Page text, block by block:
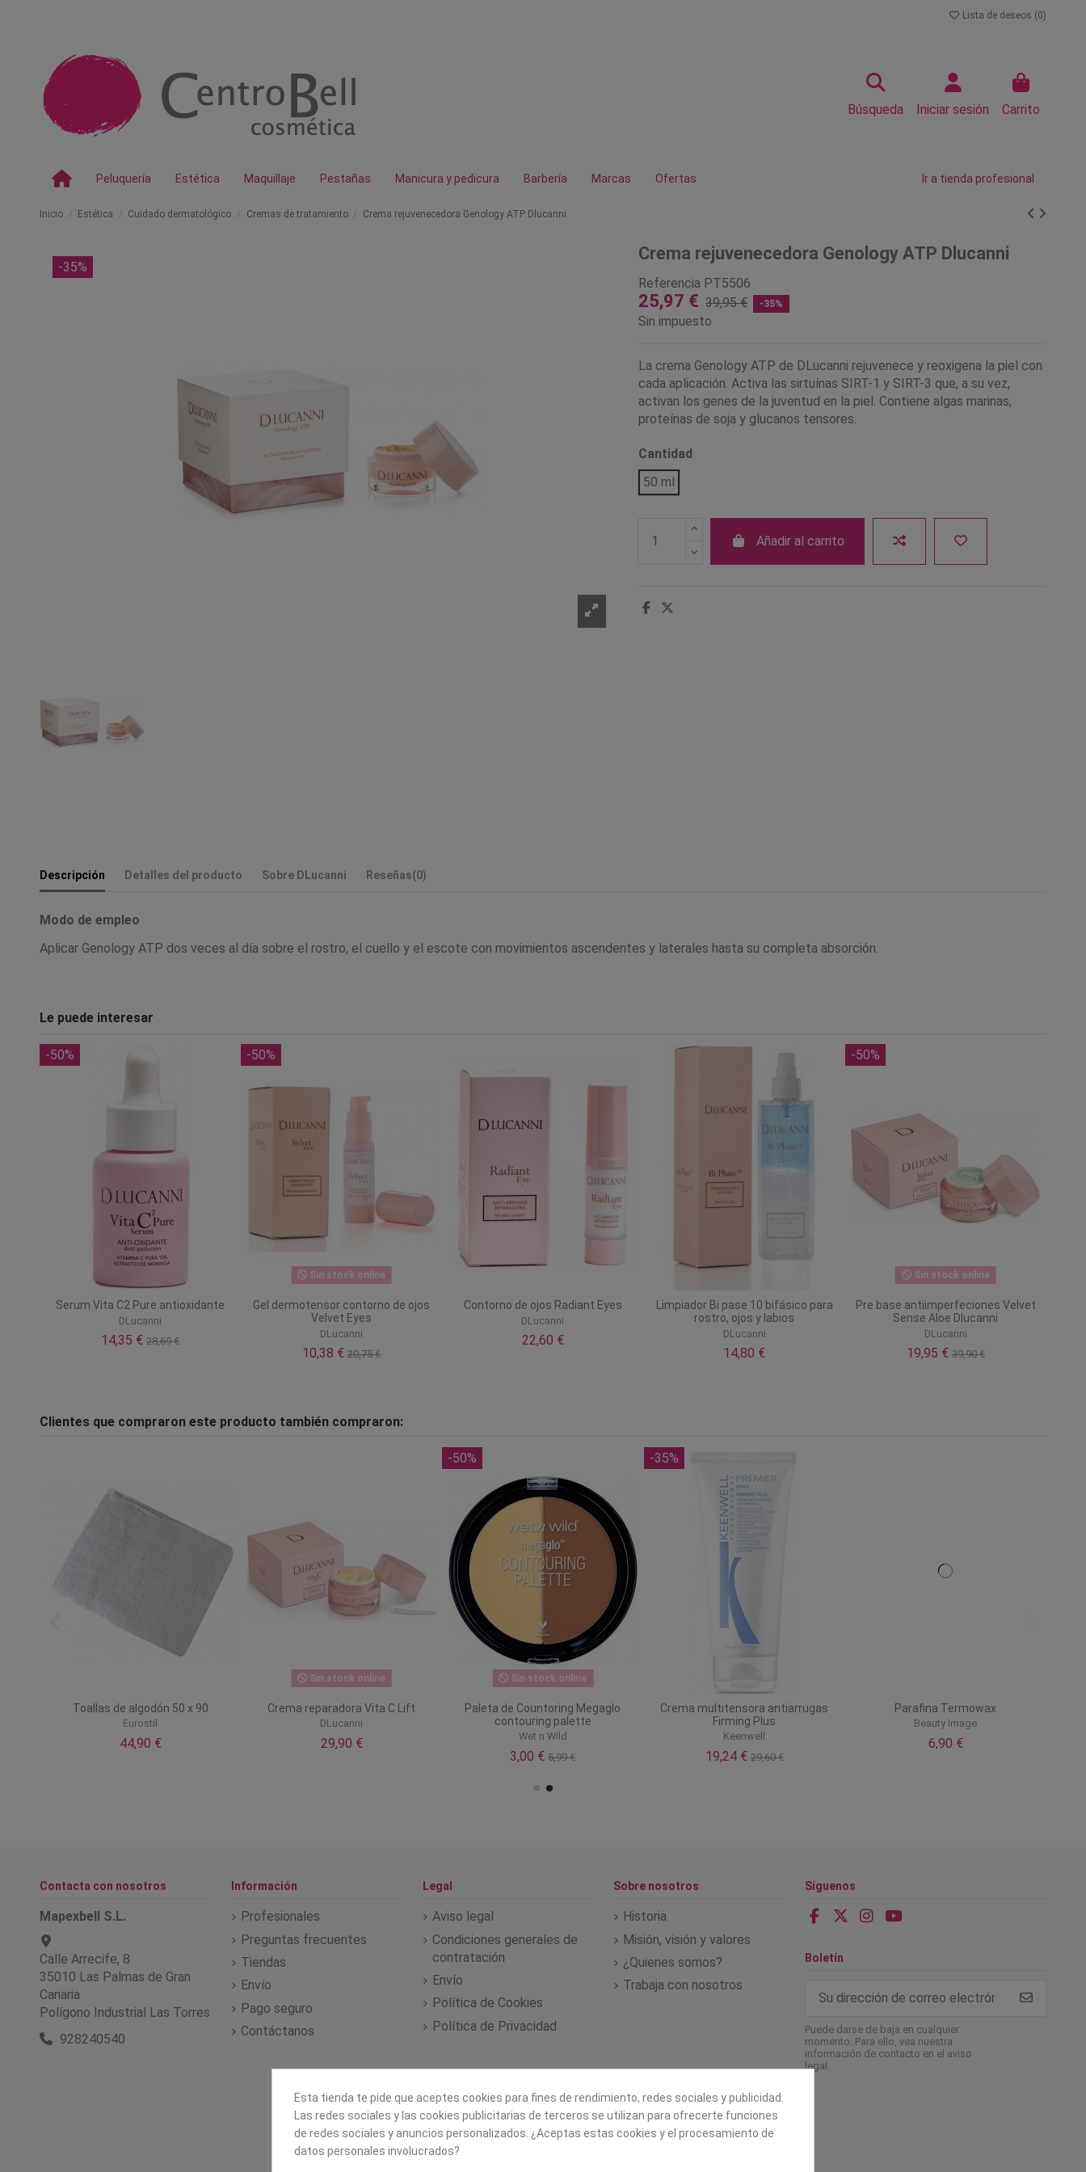
Lista de deseos (0)
Búsqueda Iniciar sesión Carrito
Peluquería Estética Maquillaje Pestañas Manicura y pedicura Barbería Marcas Ofertas Ir a tienda profesional
Inicio Estética Cuidado dermatológico Cremas de tratamiento Crema rejuvenecedora Genology ATP Dlucanni
-35%
Crema rejuvenecedora Genology ATP Dlucanni
Referencia PT5506
25,97 € 39,95 € -35%
Sin impuesto
La crema Genology ATP de DLucanni rejuvenece y reoxigena la piel con
cada aplicación. Activa las sirtuínas SIRT-1 y SIRT-3 que, a su vez,
activan los genes de la juventud en la piel. Contiene algas marinas,
proteínas de soja y glucanos tensores.
Cantidad
50 ml
Añadir al carrito
Descripción Detalles del producto Sobre DLucanni Reseñas(0)
Modo de empleo
Aplicar Genology ATP dos veces al día sobre el rostro, el cuello y el escote con movimientos ascendentes y laterales hasta su completa absorción.
Le puede interesar
-50%
Serum Vita C2 Pure antioxidante
DLucanni
14,35 €28,69 €
-50%
Sin stock online
Gel dermotensor contorno de ojos
Velvet Eyes
DLucanni
10,38 €20,75 €
Contorno de ojos Radiant Eyes
DLucanni
22,60 €
Limpiador Bi pase 10 bifásico para
rostro, ojos y labios
DLucanni
14,80 €
-50%
Sin stock online
Pre base antiimperfeciones Velvet
Sense Aloe Dlucanni
DLucanni
19,95 € 39,90 €
Clientes que compraron este producto también compraron:
Toallas de algodón 50 x 90
Eurostil
44,90 €
Sin stock online
Crema reparadora Vita C Lift
DLucanni
29,90 €
-50%
Sin stock online
Paleta de Countoring Megaglo
contouring palette
Wet n Wild
3,00 €5,99 €
-35%
Crema multitensora antiarrugas
Firming Plus
Keenwell
19,24 € 29,60 €
Parafina Termowax
Beauty Image
6,90 €
Contacta con nosotros
Mapexbell S.L.
Calle Arrecife, 8
35010 Las Palmas de Gran
Canaria
Polígono Industrial Las Torres
928240540
Información
Profesionales
Preguntas frecuentes
Tiendas
Envío
Pago seguro
Contáctanos
Legal
Aviso legal
Condiciones generales de
contratación
Envío
Política de Cookies
Política de Privacidad
Sobre nosotros
Historia
Misión, visión y valores
¿Quienes somos?
Trabaja con nosotros
Síguenos
Boletín
Puede darse de baja en cualquier
momento. Para ello, vea nuestra
información de contacto en el aviso
legal.
Esta tienda te pide que aceptes cookies para fines de rendimiento, redes sociales y publicidad.
Las redes sociales y las cookies publicitarias de terceros se utilizan para ofrecerte funciones
de redes sociales y anuncios personalizados. ¿Aceptas estas cookies y el procesamiento de
datos personales involucrados?